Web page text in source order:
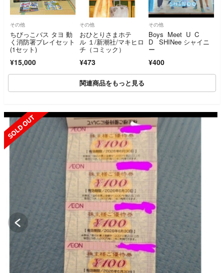
その他
ちびっこバス タヨ 動
く消防署プレイセット
(1セット)
¥15,000
その他
おひとりさまホテ
ル １/新潮社/マキヒロ
チ（コミック）
¥473
その他
Boys Meet U C
D SHINee シャイニ
ー
¥400
関連商品をもっと見る
SOLD OUT